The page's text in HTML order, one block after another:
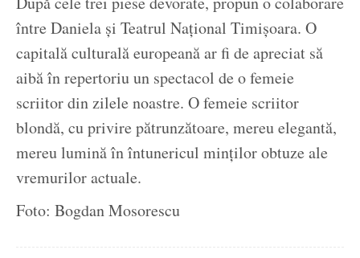
între Daniela și Teatrul Național Timișoara. O
capitală culturală europeană ar fi de apreciat să
aibă în repertoriu un spectacol de o femeie
scriitor din zilele noastre. O femeie scriitor
blondă, cu privire pătrunzătoare, mereu elegantă,
mereu lumină în întunericul minților obtuze ale
vremurilor actuale.
Foto: Bogdan Mosorescu